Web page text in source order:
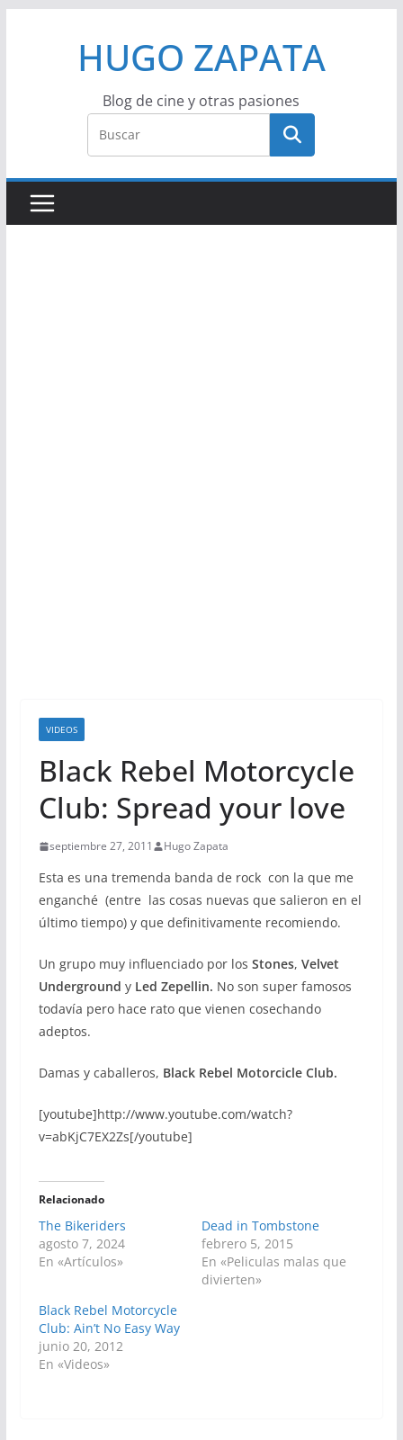
HUGO ZAPATA
Blog de cine y otras pasiones
VIDEOS
Black Rebel Motorcycle
Club: Spread your love
septiembre 27, 2011 Hugo Zapata
Esta es una tremenda banda de rock con la que me
enganché (entre las cosas nuevas que salieron en el
último tiempo) y que definitivamente recomiendo.
Un grupo muy influenciado por los Stones, Velvet
Underground y Led Zepellin. No son super famosos
todavía pero hace rato que vienen cosechando
adeptos.
Damas y caballeros, Black Rebel Motorcicle Club.
[youtube]http://www.youtube.com/watch?
v=abKjC7EX2Zs[/youtube]
Relacionado
The Bikeriders
agosto 7, 2024
En «Artículos»
Dead in Tombstone
febrero 5, 2015
En «Peliculas malas que
divierten»
Black Rebel Motorcycle
Club: Ain’t No Easy Way
junio 20, 2012
En «Videos»